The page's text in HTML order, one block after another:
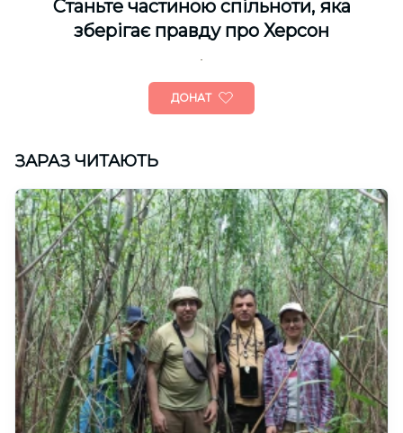
Cтаньте частиною спільноти, яка
зберігає правду про Херсон
ДОНАТ
ЗАРАЗ ЧИТАЮТЬ